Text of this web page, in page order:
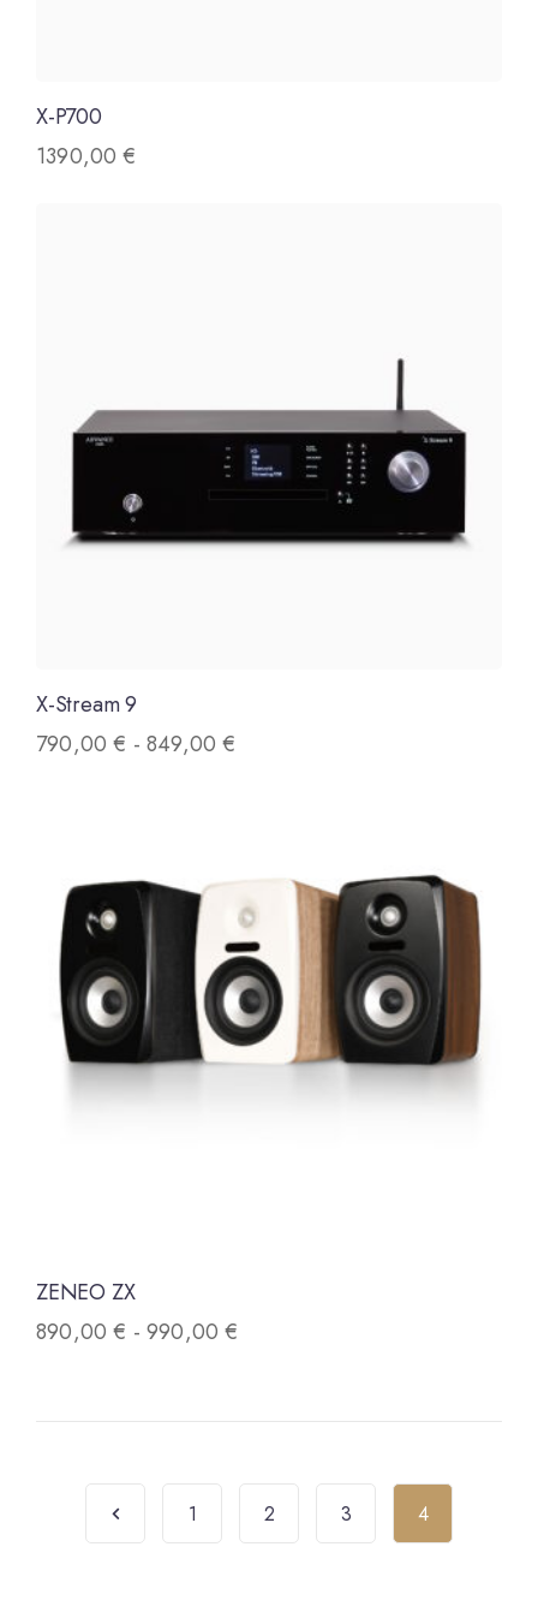
X-P700
1390,00€
X-Stream 9
790,00€ - 849,00€
ZENEO ZX
890,00€ - 990,00€
1 2 3 4